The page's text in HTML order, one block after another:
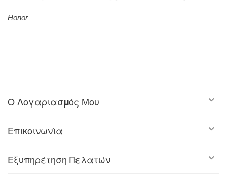
Honor
Ο Λογαριασμός Μου
Επικοινωνία
Εξυπηρέτηση Πελατών